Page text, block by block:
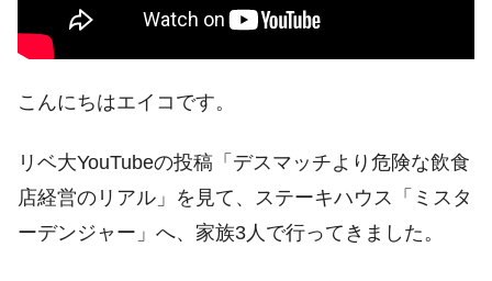
こんにちはエイコです。
リベ大YouTubeの投稿「デスマッチより危険な飲食
店経営のリアル」を見て、ステーキハウス「ミスタ
ーデンジャー」へ、家族3人で行ってきました。